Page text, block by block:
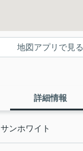
地図アプリで見る
詳細情報
サンホワイト